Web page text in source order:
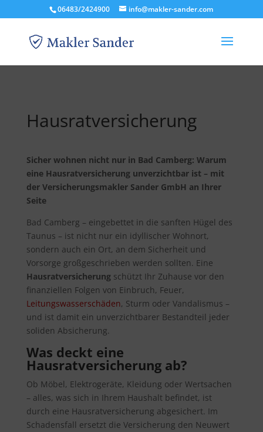
06483/2424900 info@makler-sander.com
Hausratversicherung
Sicher wohnen nicht nur in Bad Camberg: Warum
eine Hausratversicherung unverzichtbar ist – mit
der Versicherungsmakler Sander GmbH an Ihrer
Seite
Bad Camberg – eingebettet in die sanften Hügel des
Taunus – ist nicht nur ein idyllischer Wohnort,
sondern auch ein Ort, an dem Sicherheit und
Vorsorge großgeschrieben werden sollten. Eine
Hausratversicherungschützt Ihr Zuhause vor den
finanziellen Folgen von Einbruch, Feuer,
Leitungswasserschäden, Sturm oder Vandalismus –
und ist damit ein unverzichtbarer Bestandteil jeder
soliden Absicherung.
Was deckt eine
Hausratversicherung ab?
Ob Möbel, Elektrogeräte, Kleidung oder Wertsachen
– alles, was sich in Ihrem Haushalt befindet, ist
durch eine Hausratversicherung abgesichert. Im
Schadensfall ersetzt die Versicherung den Neuwert